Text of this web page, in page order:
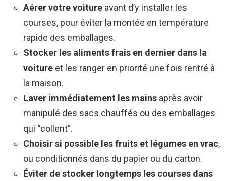
Aérer votre voiture avant d’y installer les
courses, pour éviter la montée en température
rapide des emballages.
Stocker les aliments frais en dernier dans la
voiture et les ranger en priorité une fois rentré à
la maison.
Laver immédiatement les mains après avoir
manipulé des sacs chauffés ou des emballages
qui “collent”.
Choisir si possible les fruits et légumes en vrac,
ou conditionnés dans du papier ou du carton.
Éviter de stocker longtemps les courses dans